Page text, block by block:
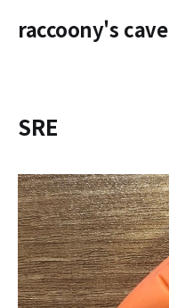
raccoony's cave
SRE